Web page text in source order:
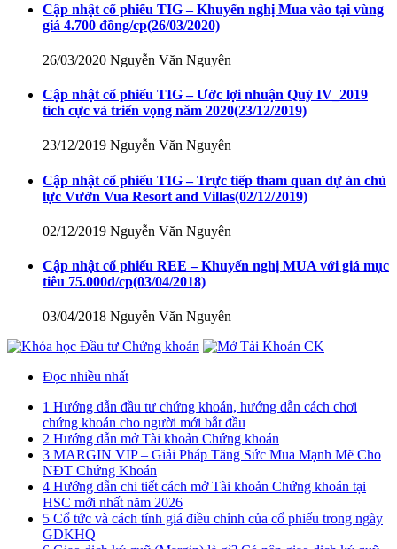
Cập nhật cổ phiếu TIG – Khuyến nghị Mua vào tại vùng
giá 4.700 đồng/cp(26/03/2020)
26/03/2020 Nguyễn Văn Nguyên
Cập nhật cổ phiếu TIG – Ước lợi nhuận Quý IV_2019
tích cực và triển vọng năm 2020(23/12/2019)
23/12/2019 Nguyễn Văn Nguyên
Cập nhật cổ phiếu TIG – Trực tiếp tham quan dự án chủ
lực Vườn Vua Resort and Villas(02/12/2019)
02/12/2019 Nguyễn Văn Nguyên
Cập nhật cổ phiếu REE – Khuyến nghị MUA với giá mục
tiêu 75.000đ/cp(03/04/2018)
03/04/2018 Nguyễn Văn Nguyên
Đọc nhiều nhất
1 Hướng dẫn đầu tư chứng khoán, hướng dẫn cách chơi
chứng khoán cho người mới bắt đầu
2 Hướng dẫn mở Tài khoản Chứng khoán
3 MARGIN VIP – Giải Pháp Tăng Sức Mua Mạnh Mẽ Cho
NĐT Chứng Khoán
4 Hướng dẫn chi tiết cách mở Tài khoản Chứng khoán tại
HSC mới nhất năm 2026
5 Cổ tức và cách tính giá điều chỉnh của cổ phiếu trong ngày
GDKHQ